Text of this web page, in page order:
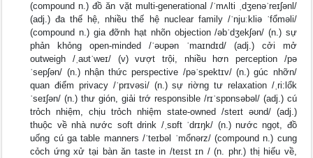
(compound n.) đồ ăn vặt multi-generational /ˈmʌlti ˌdʒenəˈreɪʃənl/
(adj.) đa thế hệ, nhiều thế hệ nuclear family /ˈnjuːkliə ˈfổməli/
(compound n.) gia đỡnh hạt nhõn objection /əbˈdʒekʃən/ (n.) sự
phản khỏng open-minded /ˈəʊpən ˈmaɪndɪd/ (adj.) cởi mở
outweigh /ˌaʊtˈweɪ/ (v) vượt trội, nhiều hơn perception /pə
ˈsepʃən/ (n.) nhận thức perspective /pəˈspektɪv/ (n.) gúc nhỡn/
quan điểm privacy /ˈprɪvəsi/ (n.) sự riờng tư relaxation /ˌri:lổk
ˈseɪʃən/ (n.) thư gión, giải trớ responsible /rɪˈspɒnsəbəl/ (adj.) cú
trỏch nhiệm, chịu trỏch nhiệm state-owned /steɪt əʊnd/ (adj.)
thuộc về nhà nước soft drink /ˌsɒft ˈdrɪŋk/ (n.) nước ngọt, đồ
uống cú ga table manners /ˈteɪbəl ˈmổnərz/ (compound n.) cung
cỏch ứng xử tại bàn ăn taste in /teɪst ɪn / (n. phr.) thị hiếu về,